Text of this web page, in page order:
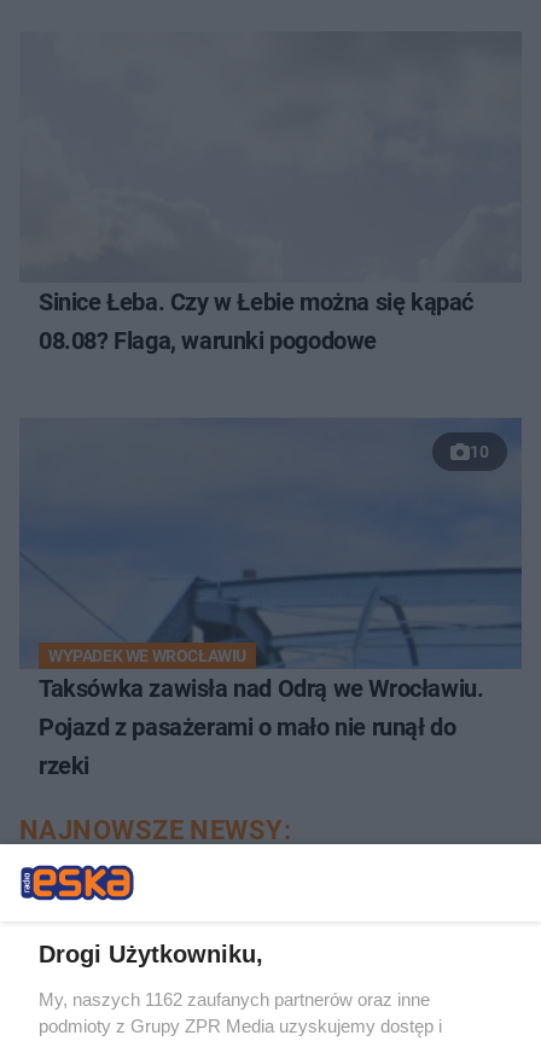
Sinice Łeba. Czy w Łebie można się kąpać
08.08? Flaga, warunki pogodowe
10
WYPADEK WE WROCŁAWIU
Taksówka zawisła nad Odrą we Wrocławiu.
Pojazd z pasażerami o mało nie runął do
rzeki
NAJNOWSZE NEWSY:
Drogi Użytkowniku,
My, naszych 1162 zaufanych partnerów oraz inne
podmioty z Grupy ZPR Media uzyskujemy dostęp i